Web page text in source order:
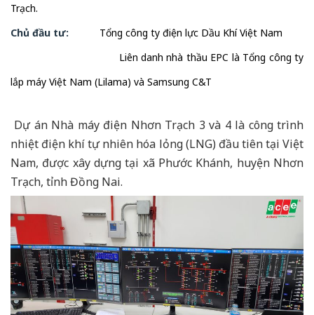
Trạch.
Chủ đầu tư:
Tổng công ty điện lực Dầu Khí Việt Nam
Liên danh nhà thầu EPC là Tổng công ty
lắp máy Việt Nam (Lilama) và Samsung C&T
Dự án Nhà máy điện Nhơn Trạch 3 và 4 là công trình
nhiệt điện khí tự nhiên hóa lỏng (LNG) đầu tiên tại Việt
Nam, được xây dựng tại xã Phước Khánh, huyện Nhơn
Trạch, tỉnh Đồng Nai.